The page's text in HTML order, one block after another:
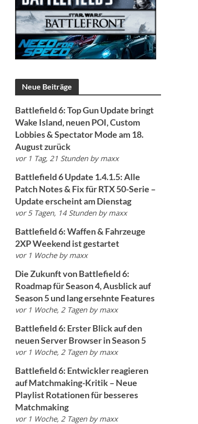
Neue Beiträge
Battlefield 6: Top Gun Update bringt
Wake Island, neuen POI, Custom
Lobbies & Spectator Mode am 18.
August zurück
vor 1 Tag, 21 Stunden bymaxx
Battlefield 6 Update 1.4.1.5: Alle
Patch Notes & Fix für RTX 50-Serie –
Update erscheint am Dienstag
vor 5 Tagen, 14 Stunden bymaxx
Battlefield 6: Waffen & Fahrzeuge
2XP Weekend ist gestartet
vor 1 Woche bymaxx
Die Zukunft von Battlefield 6:
Roadmap für Season 4, Ausblick auf
Season 5 und lang ersehnte Features
vor 1 Woche, 2 Tagen bymaxx
Battlefield 6: Erster Blick auf den
neuen Server Browser in Season 5
vor 1 Woche, 2 Tagen bymaxx
Battlefield 6: Entwickler reagieren
auf Matchmaking-Kritik – Neue
Playlist Rotationen für besseres
Matchmaking
vor 1 Woche, 2 Tagen bymaxx